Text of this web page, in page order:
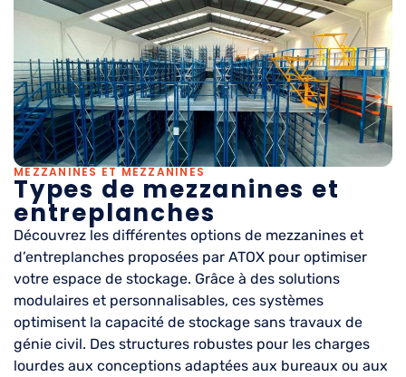
MEZZANINES ET MEZZANINES
Types de mezzanines et
entreplanches
Découvrez les différentes options de mezzanines et
d’entreplanches proposées par ATOX pour optimiser
votre espace de stockage. Grâce à des solutions
modulaires et personnalisables, ces systèmes
optimisent la capacité de stockage sans travaux de
génie civil. Des structures robustes pour les charges
lourdes aux conceptions adaptées aux bureaux ou aux